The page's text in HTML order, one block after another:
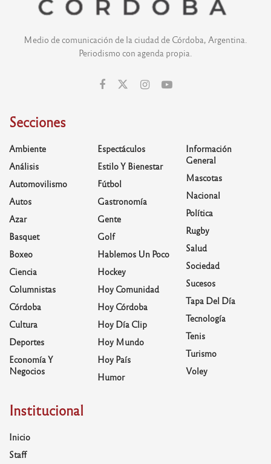
Medio de comunicación de la ciudad de Córdoba, Argentina.
Periodismo con agenda propia.
Secciones
Ambiente
Análisis
Automovilismo
Autos
Azar
Basquet
Boxeo
Ciencia
Columnistas
Córdoba
Cultura
Deportes
Economía Y
Negocios
Espectáculos
Estilo Y Bienestar
Fútbol
Gastronomía
Gente
Golf
Hablemos Un Poco
Hockey
Hoy Comunidad
Hoy Córdoba
Hoy Día Clip
Hoy Mundo
Hoy País
Humor
Información
General
Mascotas
Nacional
Política
Rugby
Salud
Sociedad
Sucesos
Tapa Del Día
Tecnología
Tenis
Turismo
Voley
Institucional
Inicio
Staff